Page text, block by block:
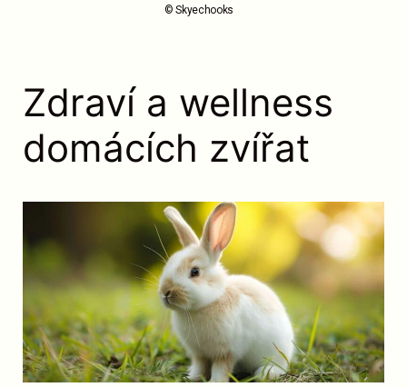
© Skyechooks
Zdraví a wellness
domácích zvířat